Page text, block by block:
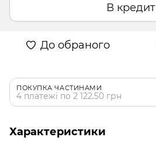
В кредит
До обраного
ПОКУПКА ЧАСТИНАМИ
4 платежі по 2 122.50 грн
Характеристики